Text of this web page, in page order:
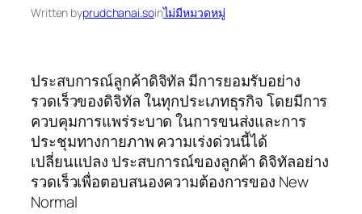
Written byprudchanai.soinไม่มีหมวดหมู่
ประสบการณ์ลูกค้าดิจิทัล มีการยอมรับอย่าง
รวดเร็วของดิจิทัล ในทุกประเภทธุรกิจ โดยมีการ
ควบคุมการแพร่ระบาด ในการขนส่งและการ
ประชุมทางกายภาพ ความเร่งด่วนนี้ได้
เปลี่ยนแปลง ประสบการณ์ของลูกค้า ดิจิทัลอย่าง
รวดเร็วเพื่อตอบสนองความต้องการของ New
Normal